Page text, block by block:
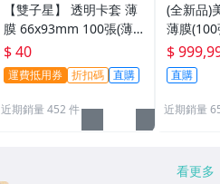
【雙子星】 透明卡套 薄
膜 66x93mm 100張(薄)
適用 BBM MLB Topps C
PBL 球員卡
$ 40
運費抵用券 折扣碼 直購
近期銷量 452 件
(全新品)
薄膜
次到貨
$
直購
近期銷量
看更多